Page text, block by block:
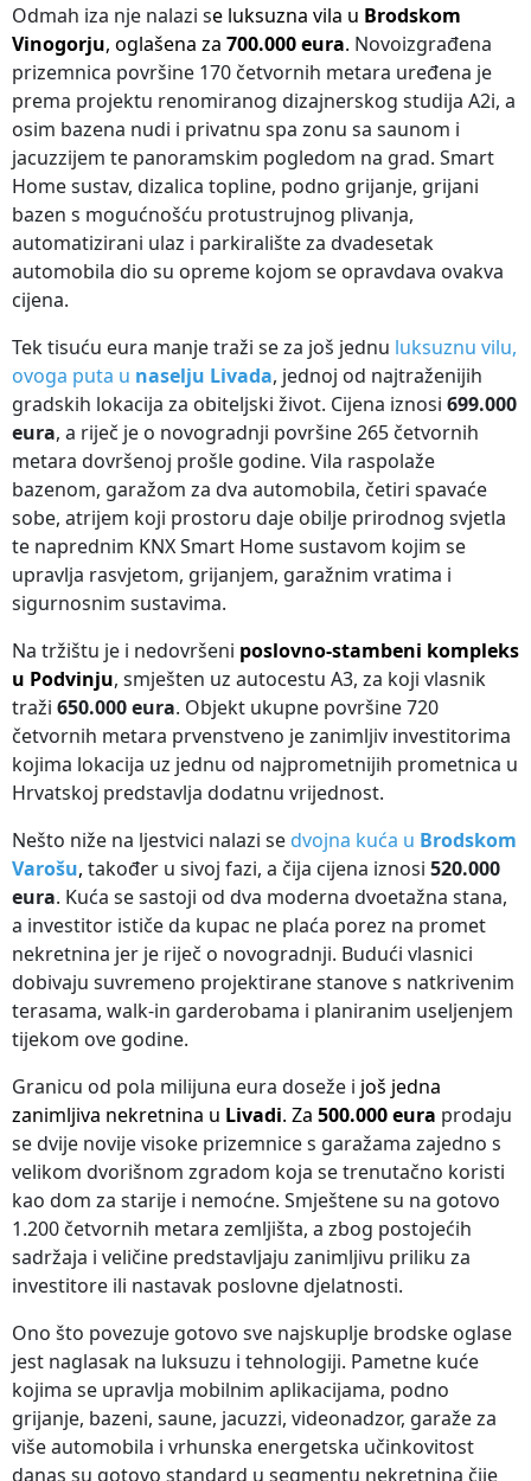
Odmah iza nje nalazi se luksuzna vila u Brodskom
Vinogorju, oglašena za 700.000 eura. Novoizgrađena
prizemnica površine 170 četvornih metara uređena je
prema projektu renomiranog dizajnerskog studija A2i, a
osim bazena nudi i privatnu spa zonu sa saunom i
jacuzzijem te panoramskim pogledom na grad. Smart
Home sustav, dizalica topline, podno grijanje, grijani
bazen s mogućnošću protustrujnog plivanja,
automatizirani ulaz i parkiralište za dvadesetak
automobila dio su opreme kojom se opravdava ovakva
cijena.
Tek tisuću eura manje traži se za još jednu luksuznu vilu,
ovoga puta u naselju Livada, jednoj od najtraženijih
gradskih lokacija za obiteljski život. Cijena iznosi 699.000
eura, a riječ je o novogradnji površine 265 četvornih
metara dovršenoj prošle godine. Vila raspolaže
bazenom, garažom za dva automobila, četiri spavaće
sobe, atrijem koji prostoru daje obilje prirodnog svjetla
te naprednim KNX Smart Home sustavom kojim se
upravlja rasvjetom, grijanjem, garažnim vratima i
sigurnosnim sustavima.
Na tržištu je i nedovršeni poslovno-stambeni kompleks
u Podvinju, smješten uz autocestu A3, za koji vlasnik
traži 650.000 eura. Objekt ukupne površine 720
četvornih metara prvenstveno je zanimljiv investitorima
kojima lokacija uz jednu od najprometnijih prometnica u
Hrvatskoj predstavlja dodatnu vrijednost.
Nešto niže na ljestvici nalazi se dvojna kuća u Brodskom
Varošu, također u sivoj fazi, a čija cijena iznosi 520.000
eura. Kuća se sastoji od dva moderna dvoetažna stana,
a investitor ističe da kupac ne plaća porez na promet
nekretnina jer je riječ o novogradnji. Budući vlasnici
dobivaju suvremeno projektirane stanove s natkrivenim
terasama, walk-in garderobama i planiranim useljenjem
tijekom ove godine.
Granicu od pola milijuna eura doseže i još jedna
zanimljiva nekretnina u Livadi. Za 500.000 eura prodaju
se dvije novije visoke prizemnice s garažama zajedno s
velikom dvorišnom zgradom koja se trenutačno koristi
kao dom za starije i nemoćne. Smještene su na gotovo
1.200 četvornih metara zemljišta, a zbog postojećih
sadržaja i veličine predstavljaju zanimljivu priliku za
investitore ili nastavak poslovne djelatnosti.
Ono što povezuje gotovo sve najskuplje brodske oglase
jest naglasak na luksuzu i tehnologiji. Pametne kuće
kojima se upravlja mobilnim aplikacijama, podno
grijanje, bazeni, saune, jacuzzi, videonadzor, garaže za
više automobila i vrhunska energetska učinkovitost
danas su gotovo standard u segmentu nekretnina čije